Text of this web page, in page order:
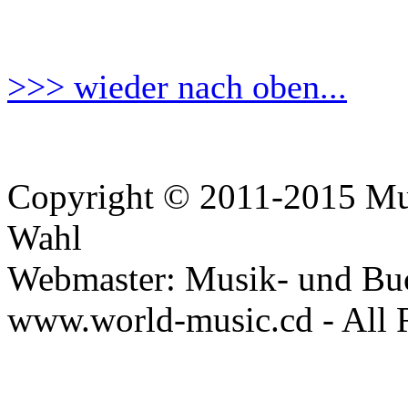
>>> wieder nach oben...
Copyright © 2011-2015
Wahl
Webmaster: Musik- und
www.world-music.cd - All